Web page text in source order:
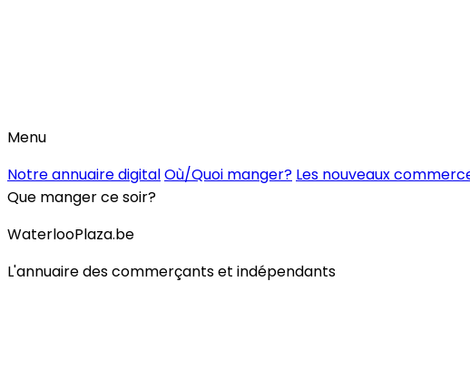
Menu
Notre annuaire digitalOù/Quoi manger? Les nouveaux
Que manger ce soir?
WaterlooPlaza.be
L'annuaire des commerçants et indépendants